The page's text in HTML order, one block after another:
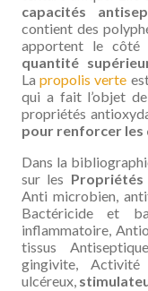
capacités
contient des
apportent le côté
quantité
Lapropolis verte
qui a fait l’objet
propriétés
pour renforcer les
Dans la
sur les
Anti microbien,
Bactéricide et
inflammatoire,
tissus
gingivite,
ulcéreux,